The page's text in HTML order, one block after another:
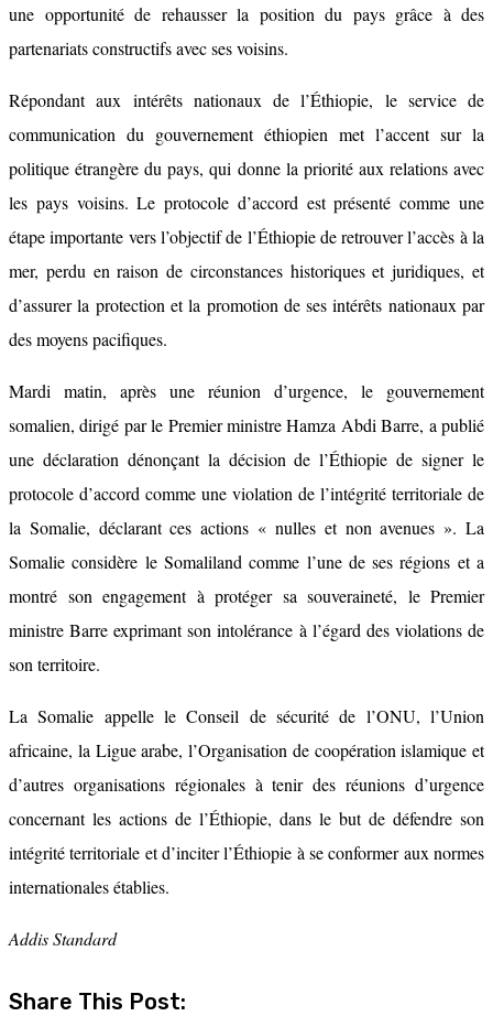
une opportunité de rehausser la position du pays grâce à des
partenariats constructifs avec ses voisins.
Répondant aux intérêts nationaux de l’Éthiopie, le service de
communication du gouvernement éthiopien met l’accent sur la
politique étrangère du pays, qui donne la priorité aux relations avec
les pays voisins. Le protocole d’accord est présenté comme une
étape importante vers l’objectif de l’Éthiopie de retrouver l’accès à la
mer, perdu en raison de circonstances historiques et juridiques, et
d’assurer la protection et la promotion de ses intérêts nationaux par
des moyens pacifiques.
Mardi matin, après une réunion d’urgence, le gouvernement
somalien, dirigé par le Premier ministre Hamza Abdi Barre, a publié
une déclaration dénonçant la décision de l’Éthiopie de signer le
protocole d’accord comme une violation de l’intégrité territoriale de
la Somalie, déclarant ces actions « nulles et non avenues ». La
Somalie considère le Somaliland comme l’une de ses régions et a
montré son engagement à protéger sa souveraineté, le Premier
ministre Barre exprimant son intolérance à l’égard des violations de
son territoire.
La Somalie appelle le Conseil de sécurité de l’ONU, l’Union
africaine, la Ligue arabe, l’Organisation de coopération islamique et
d’autres organisations régionales à tenir des réunions d’urgence
concernant les actions de l’Éthiopie, dans le but de défendre son
intégrité territoriale et d’inciter l’Éthiopie à se conformer aux normes
internationales établies.
Addis Standard
Share This Post: